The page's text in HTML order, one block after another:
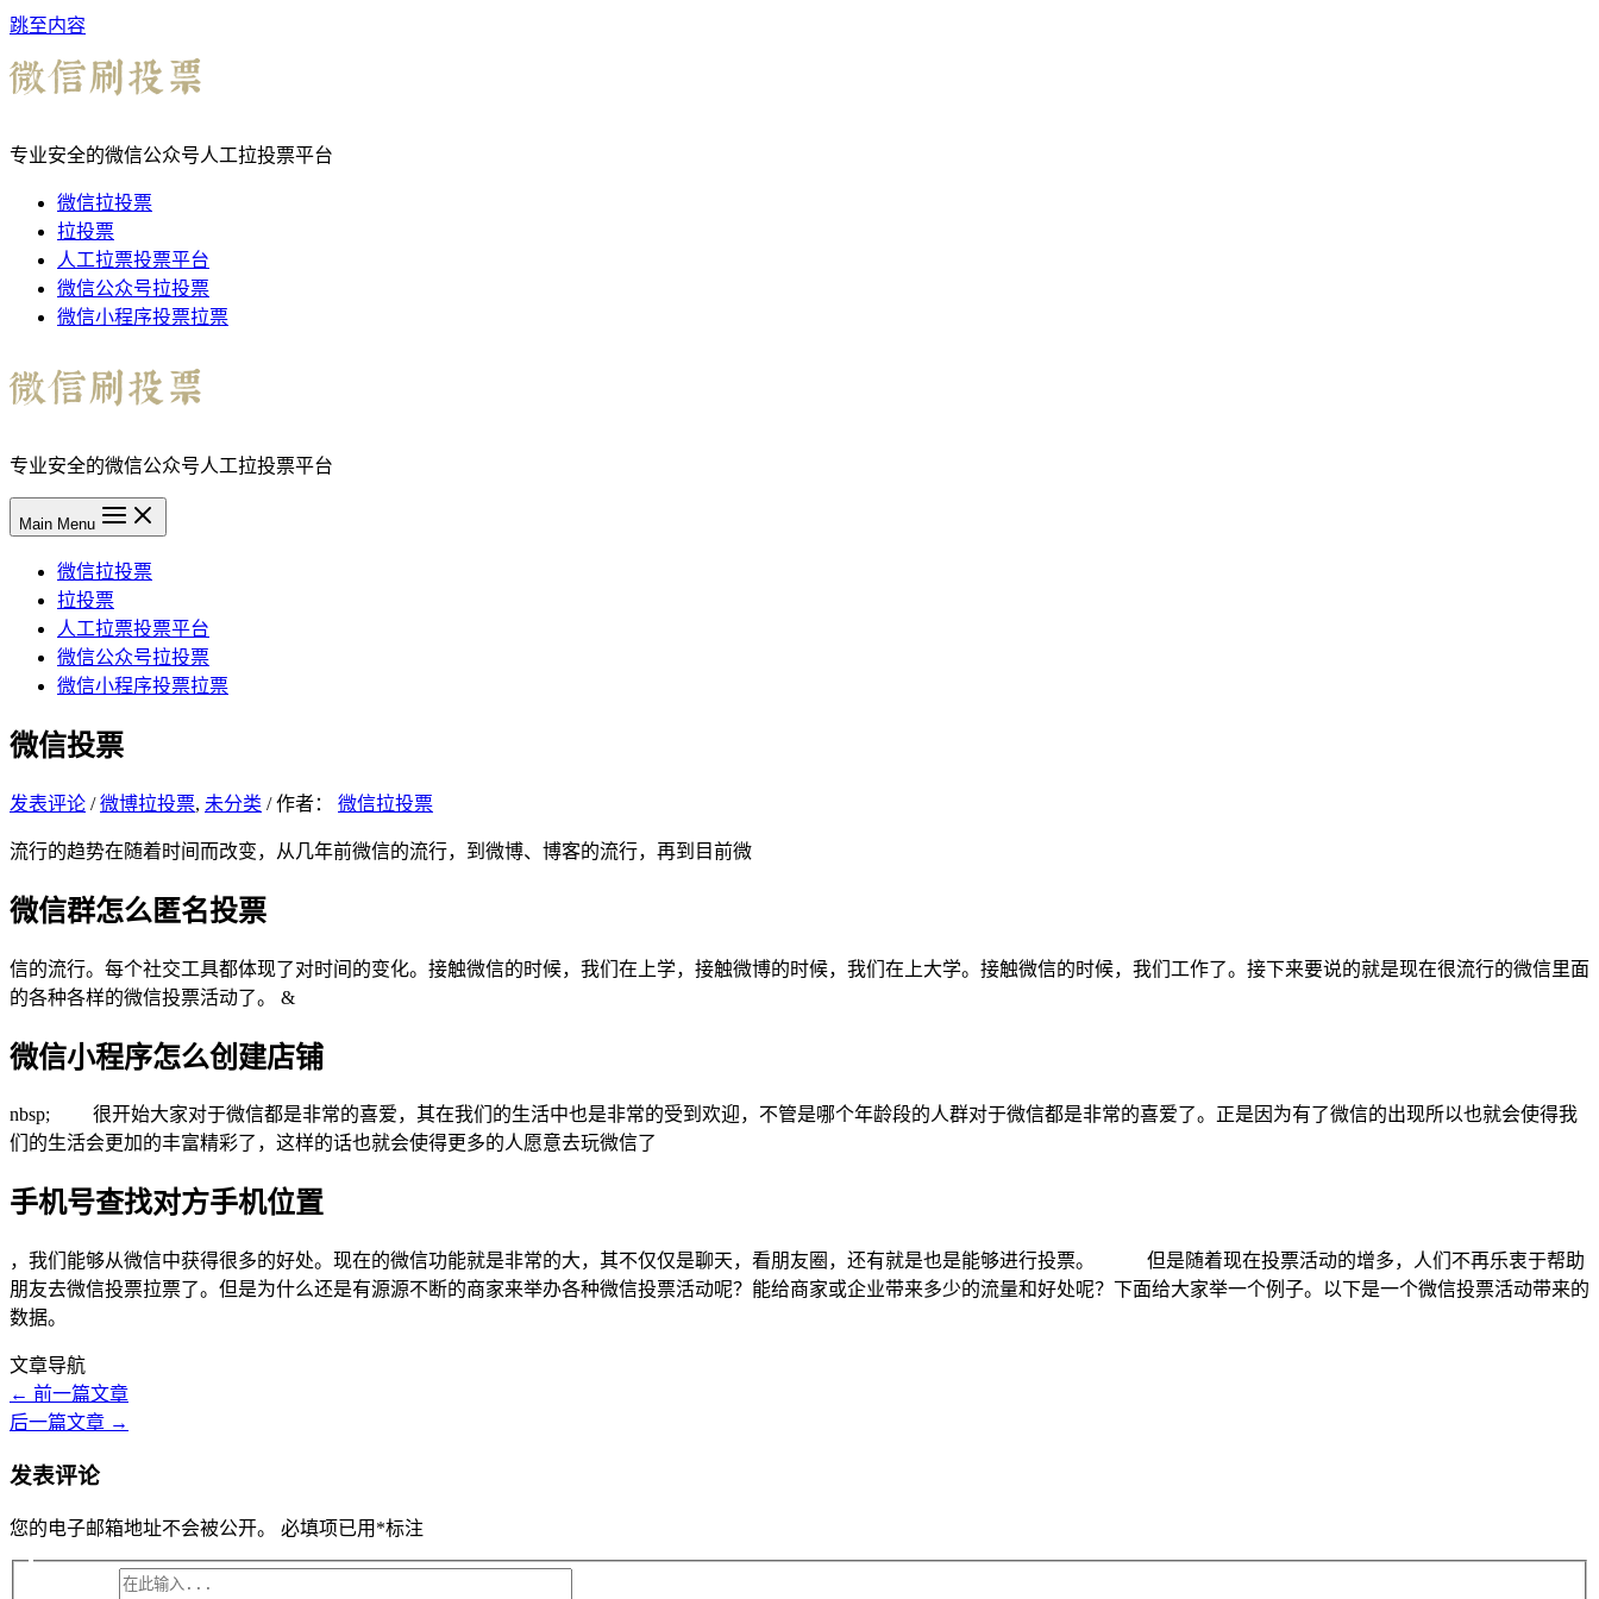
跳至内容
专业安全的微信公众号人工拉投票平台
微信拉投票
拉投票
人工拉票投票平台
微信公众号拉投票
微信小程序投票拉票
专业安全的微信公众号人工拉投票平台
Main Menu
微信拉投票
拉投票
人工拉票投票平台
微信公众号拉投票
微信小程序投票拉票
微信投票
发表评论 /微博拉投票, 未分类 / 作者： 微信拉投票
流行的趋势在随着时间而改变，从几年前微信的流行，到微博、博客的流行，再到目前微
微信群怎么匿名投票
信的流行。每个社交工具都体现了对时间的变化。接触微信的时候，我们在上学，接触微博的时候，我们在上大学。接触微信的时候，我们工作了。接下来要说的就是现在很流行的微信里面
的各种各样的微信投票活动了。 &
微信小程序怎么创建店铺
nbsp; 很开始大家对于微信都是非常的喜爱，其在我们的生活中也是非常的受到欢迎，不管是哪个年龄段的人群对于微信都是非常的喜爱了。正是因为有了微信的出现所以也就会使得我
们的生活会更加的丰富精彩了，这样的话也就会使得更多的人愿意去玩微信了
手机号查找对方手机位置
，我们能够从微信中获得很多的好处。现在的微信功能就是非常的大，其不仅仅是聊天，看朋友圈，还有就是也是能够进行投票。 但是随着现在投票活动的增多，人们不再乐衷于帮助
朋友去微信投票拉票了。但是为什么还是有源源不断的商家来举办各种微信投票活动呢？能给商家或企业带来多少的流量和好处呢？下面给大家举一个例子。以下是一个微信投票活动带来的
数据。
文章导航
← 前一篇文章
后一篇文章 →
发表评论
您的电子邮箱地址不会被公开。 必填项已用 *标注